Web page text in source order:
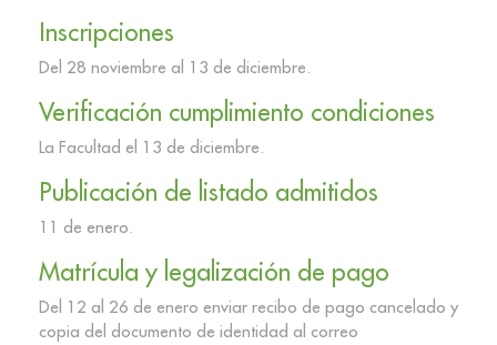
Inscripciones
Del 28 noviembre al 13 de diciembre.
Verificación cumplimiento condiciones
La Facultad el 13 de diciembre.
Publicación de listado admitidos
11 de enero.
Matrícula y legalización de pago
Del 12 al 26 de enero enviar recibo de pago cancelado y
copia del documento de identidad al correo